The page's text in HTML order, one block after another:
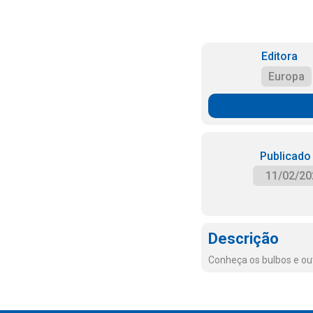
Editora
Europa
11/02/
Descrição
Conheça os bulbos e